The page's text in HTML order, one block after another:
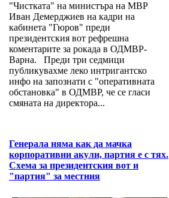
"Чистката" на министъра на МВР
Иван Демерджиев на кадри на
кабинета "Гюров" преди
президентския вот рефрешна
коментарите за рокада в ОДМВР-
Варна. Преди три седмици
публикувахме леко интригантско
инфо на запознати с "оперативната
обстановка" в ОДМВР, че се гласи
смяната на директора...
Генерала няма как да мачка
корпоративни акули, партия е с тях.
Схема за президентския вот и
"партия" за местния